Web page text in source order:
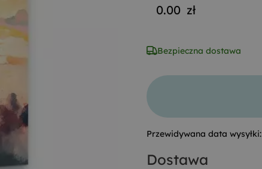
0.00 zł
Bezpieczna dostawa
Przewidywana data wysyłki:
Dostawa